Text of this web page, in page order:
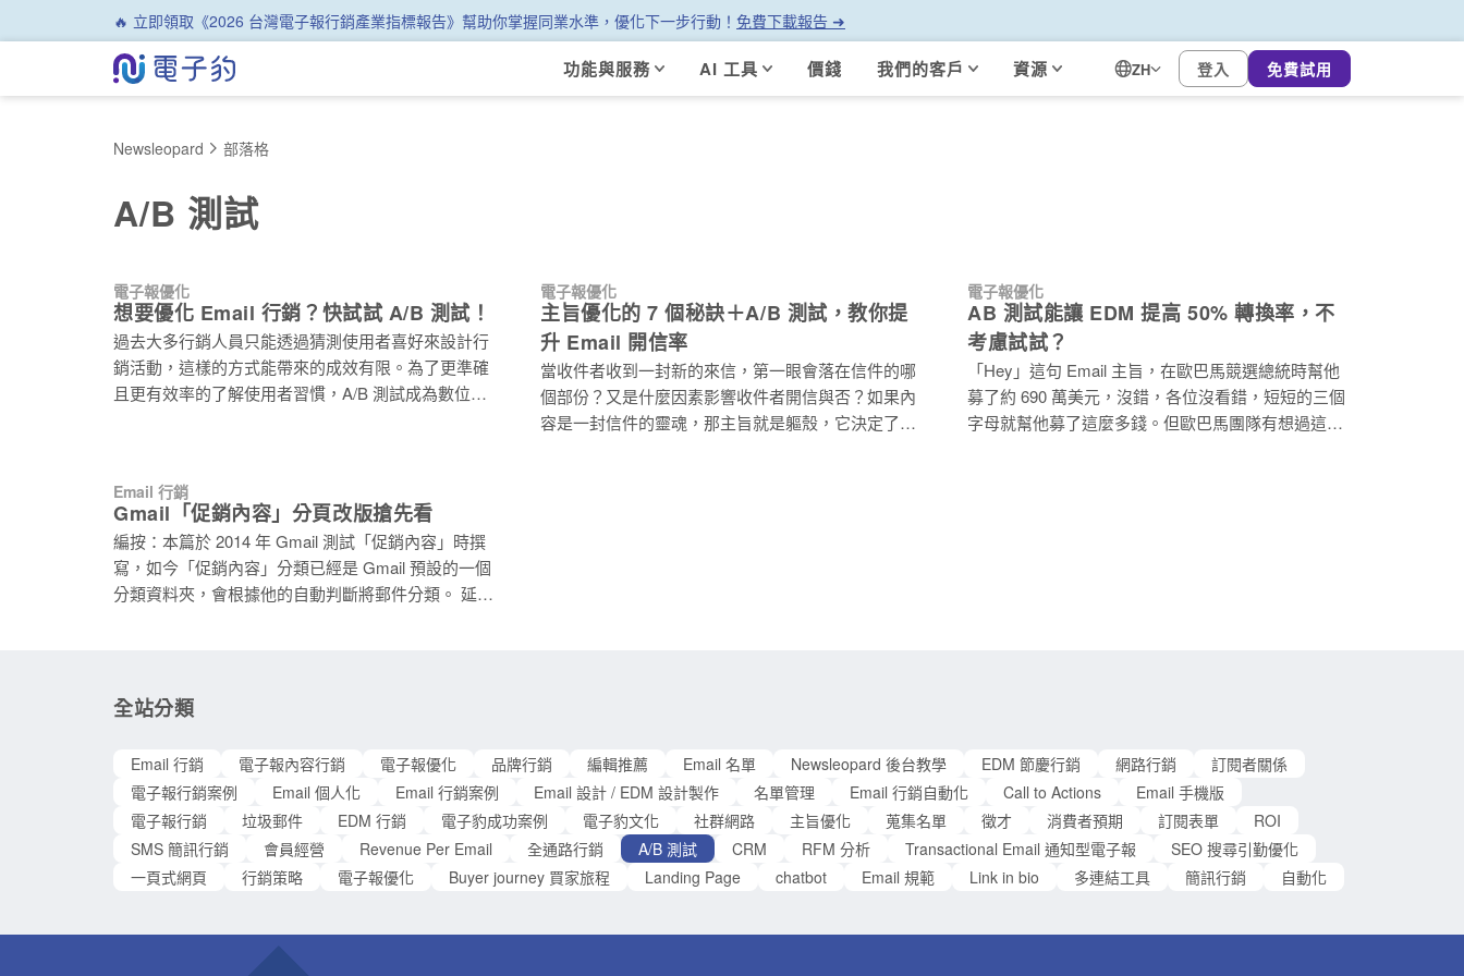
🔥 立即領取《2026 台灣電子報行銷產業指標報告》幫助你掌握同業水準，優化下一步行動！ 免費下載報告 ➜
功能與服務 AI 工具 價錢 我們的客戶 資源 ZH 登入 免費試用
Newsleopard 部落格
A/B 測試
電子報優化
想要優化 Email 行銷？快試試 A/B 測試！
過去大多行銷人員只能透過猜測使用者喜好來設計行
銷活動，這樣的方式能帶來的成效有限。為了更準確
且更有效率的了解使用者習慣，A/B 測試成為數位行
銷中如何操作 A/B 測試。 什麼是 A/B 測試？ A/B 測
試（A/B testing）是針對優化目標選擇測試項目作為
單一變因，僅以測試項目作為差異並製作 A、B 兩個
版本，讓兩組隨機且平均分配的受測者，分別體驗 A
或 B 版本，測試兩個版本的差異對於最終目標是否產
再到完成購買轉變成顧客，每一個階段都需要精心策
受測者回饋的行為反應，便能了解使用者的偏好，作
為後續優化的參考依據。例如以下兩封 Email，在其
他資訊皆相同的情況下，僅改變 Email
電子報優化
主旨優化的 7 個秘訣＋A/B 測試，教你提
升 Email 開信率
當收件者收到一封新的來信，第一眼會落在信件的哪
個部份？又是什麼因素影響收件者開信與否？如果內
容是一封信件的靈魂，那主旨就是軀殼，它決定了信
最後，你一定想知道如何才能吸引受眾開信？ 國外文
章指出，收件者從收到信到決定開信，只會經過２秒
的思考時間，主旨就像通往信件內容的大門，必須在
２秒內激發收件者開信，然而，若是主旨不夠吸睛，
無論再好的內容，都可能錯失被看見的機會。以下將
分享幾個電子報主旨優化的小密技，
電子報優化
AB 測試能讓 EDM 提高 50% 轉換率，不
考慮試試？
「Hey」這句 Email 主旨，在歐巴馬競選總統時幫他
募了約 690 萬美元，沒錯，各位沒看錯，短短的三個
字母就幫他募了這麼多錢。但歐巴馬團隊有想過這個
根據版面的設計變化微調，例如：按鈕顏色、排版、
圖示。造訪頁面的使用者會分別進入兩種不同的版
本，而每位使用者在頁面上的動作都會被記錄下來，
最後這些數據會幫助設計者了解哪個版
Email 行銷
Gmail「促銷內容」分頁改版搶先看
編按：本篇於 2014 年 Gmail 測試「促銷內容」時撰
寫，如今「促銷內容」分類已經是 Gmail 預設的一個
分類資料夾，會根據他的自動判斷將郵件分類。 延伸
的條列顯示改為圖片陳列的格狀顯示。這也等於證明
了絕大部份進到「促銷內容」分頁的都擁有比較大的
顯示，是否能讓使用者更容易的從「促銷內容」分頁
中選擇自己想看的內容。 目前這都還只是測試，是否
會成為正式，這要取決於測試結果是否成功。 那怎樣
才算是測試成功呢 ? 當你切換到「促銷內容」分頁
時，分頁裡的廣告也會一起載入。對 Google 來說，
新的版面而增加。只要營收下降，我們可以預期
Google 會想透過這些格子或是其它的方式去呈現廣
全站分類
Email 行銷 電子報內容行銷 電子報優化 品牌行銷 編輯推薦 Email 名單 Newsleopard 後台教學 EDM 節慶行銷 網路行銷
訂閱者關係
電子報行銷案例
Email 個人化 Email 行銷案例 Email 設計 / EDM 設計製作 名單管理 Email 行銷自動化 Call to Actions
Email 手機版
電子報行銷
垃圾郵件 EDM 行銷 電子豹成功案例 電子豹文化 社群網路 主旨優化 蒐集名單 徵才 消費者預期 訂閱表單
ROI
SMS 簡訊行銷
會員經營 Revenue Per Email 全通路行銷 A/B 測試 CRM RFM 分析 Transactional Email 通知型電子報
SEO 搜尋引勤優化
一頁式網頁
行銷策略 電子報優化 Buyer journey 買家旅程 Landing Page chatbot Email 規範 Link in bio 多連結工具 簡訊行銷 自動化